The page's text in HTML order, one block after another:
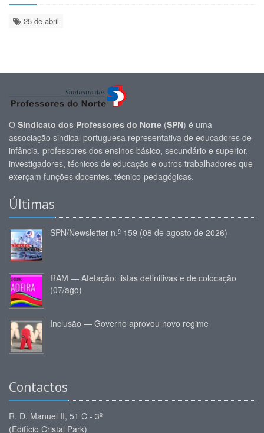
25 de abril
O Sindicato dos Professores do Norte (SPN) é uma
associação sindical portuguesa representativa de educadores de
infância, professores dos ensinos básico, secundário e superior,
investigadores, técnicos de educação e outros trabalhadores que
exerçam funções docentes, técnico-pedagógicas.
Últimas
SPN/Newsletter n.º 159 (08 de agosto de 2026)
RAM — Afetação: listas definitivas e de colocação
(07/ago)
Inclusão — Governo aprovou novo regime
Contactos
R. D. Manuel II, 51 C - 3º
(Edifício Cristal Park)